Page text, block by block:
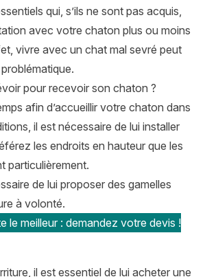
qui, s’ils ne sont pas acquis,
avec votre chaton plus ou moins
vivre avec un chat mal sevré peut
pour recevoir son chaton ?
afin d’accueillir votre chaton dans
il est nécessaire de lui installer
les endroits en hauteur que les
particulièrement.
de lui proposer des gamelles
à volonté.
le meilleur : demandez votre devis !
il est essentiel de lui acheter une